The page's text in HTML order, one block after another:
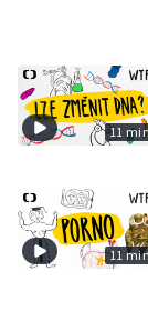
11
11 min